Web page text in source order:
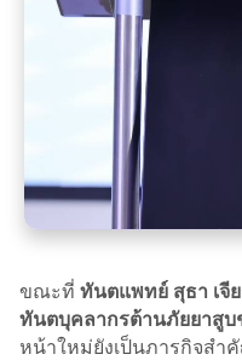
ขณะที่ ทันตแพทย์ สุธา เจี
ทันตบุคลากรต้านภัยยาสูบ
หน้าใหม่ยังเป็นภารกิจสำ